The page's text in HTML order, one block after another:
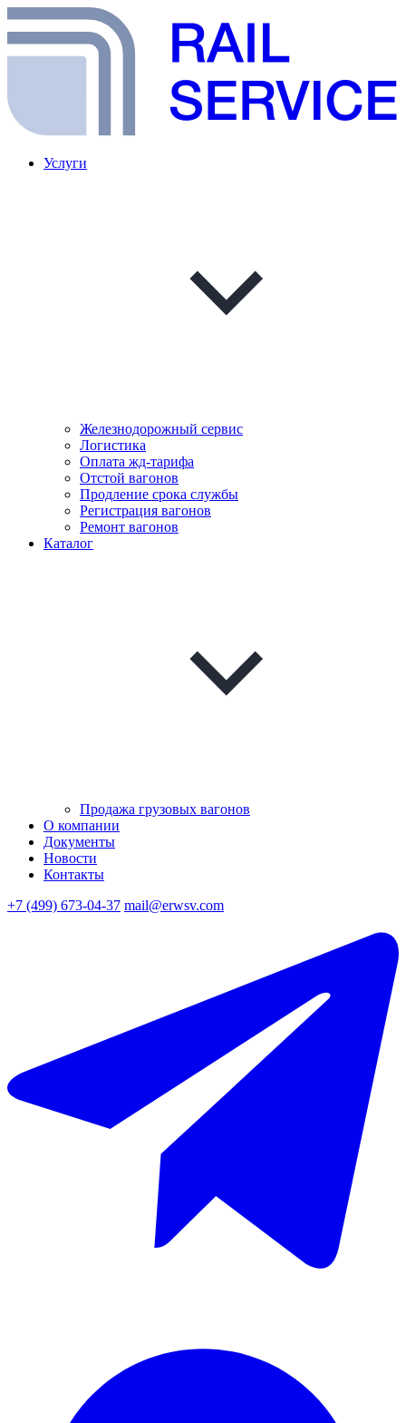
Услуги
Железнодорожный сервис
Логистика
Оплата жд-тарифа
Отстой вагонов
Продление срока службы
Регистрация вагонов
Ремонт вагонов
Каталог
Продажа грузовых вагонов
О компании
Документы
Новости
Контакты
+7 (499) 673-04-37 mail@erwsv.com